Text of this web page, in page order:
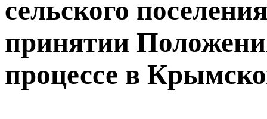
сельского
принятии
процессе в